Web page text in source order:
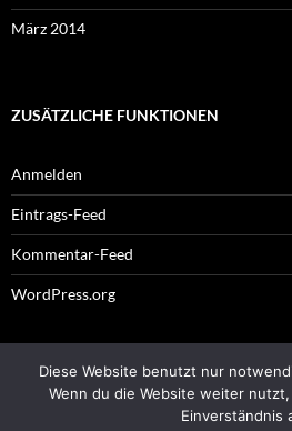
März 2014
ZUSÄTZLICHE FUNKTIONEN
Anmelden
Eintrags-Feed
Kommentar-Feed
WordPress.org
Impressum
Diese Website benutzt nur
Wenn du die Website weiter
Einverständnis